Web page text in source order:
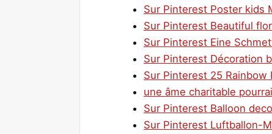
Sur Pinterest Poster kids
Sur Pinterest Beautiful
Sur Pinterest Eine
Sur Pinterest Décoration
Sur Pinterest 25
une âme charitable
Sur Pinterest Balloon
Sur Pinterest Luftballon-